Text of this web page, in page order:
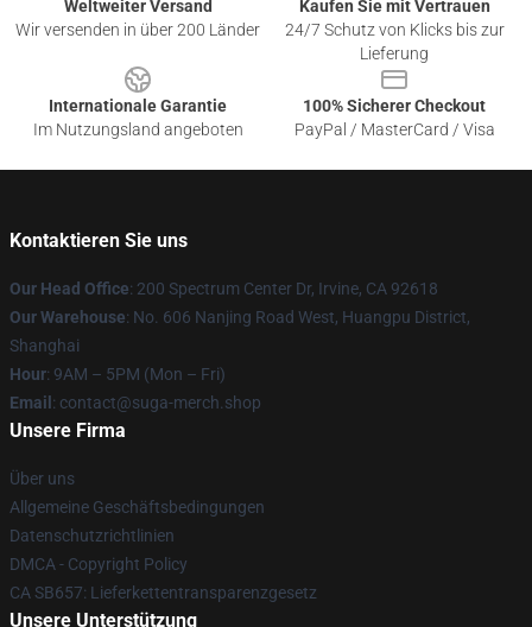
Weltweiter Versand
Wir versenden in über 200 Länder
Kaufen Sie mit Vertrauen
24/7 Schutz von Klicks bis zur
Lieferung
Internationale Garantie
Im Nutzungsland angeboten
100% Sicherer Checkout
PayPal / MasterCard / Visa
Kontaktieren Sie uns
Our Head Office: 200 Spectrum Center Dr, Irvine, CA 92618
Our Warehouse: No. 606 Nanjing Road West, Huangpu District,
Shanghai
Hour: 9AM – 5PM (Mon – Fri)
Email : contact@suga-merch.shop
Unsere Firma
Über uns
Allgemeine Geschäftsbedingungen
Datenschutzrichtlinien
DMCA - Copyright Policy
CA SB657: Lieferkettentransparenzgesetz
Unsere Unterstützung